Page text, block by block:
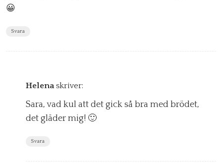
😀
Svara
Helena skriver:
Sara, vad kul att det gick så bra med brödet,
det gläder mig! 🙂
Svara